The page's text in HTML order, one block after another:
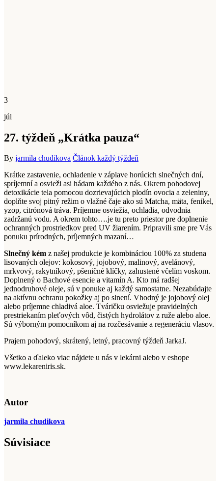
3
júl
27. týždeň „Krátka pauza“
By jarmila chudikova Článok každý týždeň
Krátke zastavenie, ochladenie v záplave horúcich slnečných dní,
spríjemní a osvieži asi hádam každého z nás. Okrem pohodovej
detoxikácie tela pomocou dozrievajúcich plodín ovocia a zeleniny,
doplňte svoj pitný režim o vlažné čaje ako sú Matcha, mäta, fenikel,
yzop, citrónová tráva. Príjemne osviežia, ochladia, odvodnia
zadržanú vodu. A okrem tohto….je tu preto priestor pre doplnenie
ochranných prostriedkov pred UV žiarením. Pripravili sme pre Vás
ponuku prírodných, príjemných mazaní…
Slnečný kém z našej produkcie je kombináciou 100% za studena
lisovaných olejov: kokosový, jojobový, malinový, avelánový,
mrkvový, rakytníkový, pšeničné klíčky, zahustené včelím voskom.
Doplnený o Bachové esencie a vitamín A. Kto má radšej
jednodruhové oleje, sú v ponuke aj každý samostatne. Nezabúdajte
na aktívnu ochranu pokožky aj po slnení. Vhodný je jojobový olej
alebo príjemne chladivá aloe. Tváričku osviežuje pravidelných
prestriekaním pleťových vôd, čistých hydrolátov z ruže alebo aloe.
Sú výborným pomocníkom aj na rozčesávanie a regeneráciu vlasov.
Prajem pohodový, skrátený, letný, pracovný týždeň JarkaJ.
Všetko a ďaleko viac nájdete u nás v lekárni alebo v eshope
www.lekareniris.sk.
Autor
jarmila chudikova
Súvisiace